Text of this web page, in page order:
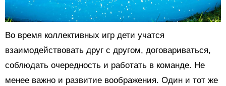
Во время коллективных игр дети учатся
взаимодействовать друг с другом, договариваться,
соблюдать очередность и работать в команде. Не
менее важно и развитие воображения. Один и тот же